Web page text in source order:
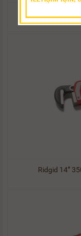
Ridgid 14”